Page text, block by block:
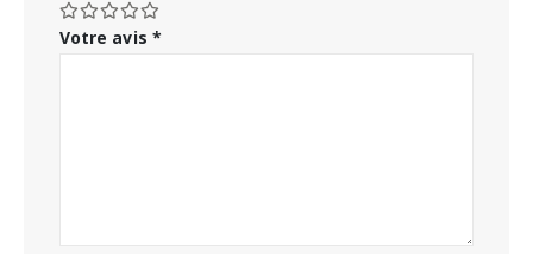
Votre avis *